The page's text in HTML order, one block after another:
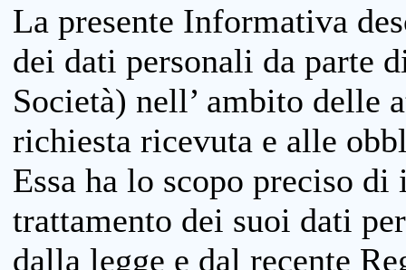
La presente Informativa
dei dati personali da parte
Società) nell’ ambito delle
richiesta ricevuta e alle
Essa ha lo scopo preciso
trattamento dei suoi dati
dalla legge e dal recente